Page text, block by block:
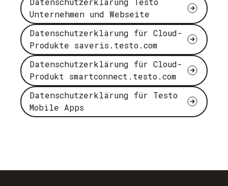
Unternehmen und Webseite
Datenschutzerklärung für Cloud-
Produkte saveris.testo.com
Datenschutzerklärung für Cloud-
Produkt smartconnect.testo.com
Datenschutzerklärung für Testo
Mobile Apps